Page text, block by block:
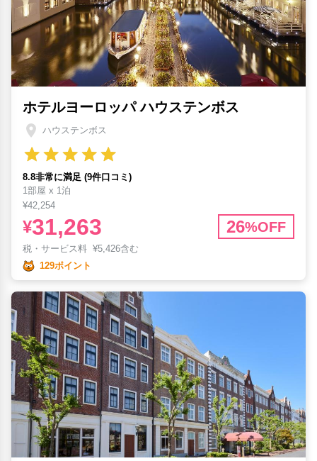
ホテルヨーロッパ ハウステンボス
ハウステンボス
8.8非常に満足 (9件口コミ)
1部屋 x 1泊
¥42,254
¥31,263 26%OFF
税・サービス料 ¥5,426含む
129ポイント